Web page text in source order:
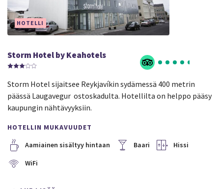
HOTELLI
Storm Hotel by Keahotels
Storm Hotel sijaitsee Reykjavíkin sydämessä 400 metrin
päässä Laugavegur ostoskadulta. Hotellilta on helppo pääsy
kaupungin nähtävyyksiin.
HOTELLIN MUKAVUUDET
Aamiainen sisältyy hintaan
Baari Hissi
WiFi